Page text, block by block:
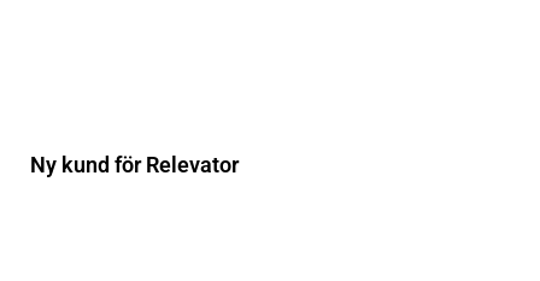
Ny kund för Relevator